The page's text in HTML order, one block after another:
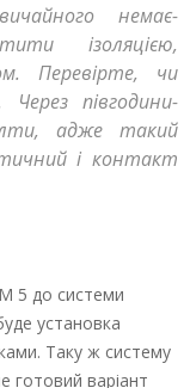
немає-
ізоляцією,
Перевірте, чи
півгодини-
адже такий
і контакт
5 до системи
установка
Таку ж систему
готовий варіант